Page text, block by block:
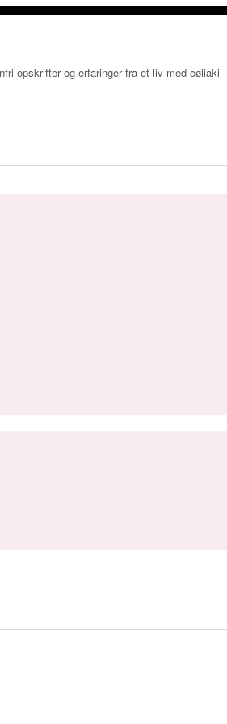
opskrifter og erfaringer fra et liv med cøliaki